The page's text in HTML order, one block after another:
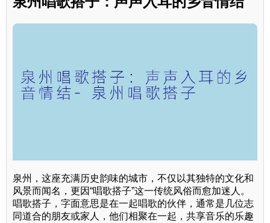
泉州，这座充满历史韵味的城市，不仅以其独特的文化和
风景而闻名，更因“唱歌搭子”这一传统风俗而愈加迷人。
唱歌搭子，字面意思是在一起唱歌的伙伴，通常是几位志
同道合的朋友或家人，他们相聚在一起，共享音乐的乐趣